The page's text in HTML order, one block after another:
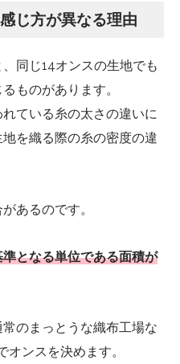
じ方が異なる理由
同じ14オンスの生地でも
ものがあります。
ている糸の太さの違いに
を織る際の糸の密度の違
あるのです。
となる単位である面積が
のまっとうな織布工場な
オンスを決めます。